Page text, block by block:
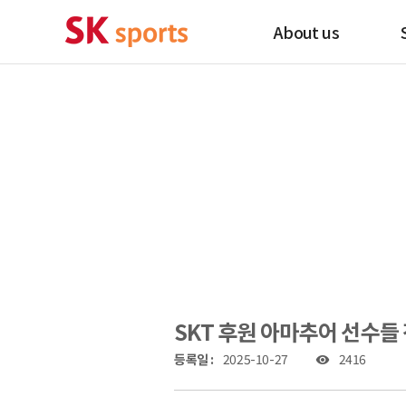
About us
SKT 후원 아마추어 선수
등록일 : 2025-10-27 visibility 2416